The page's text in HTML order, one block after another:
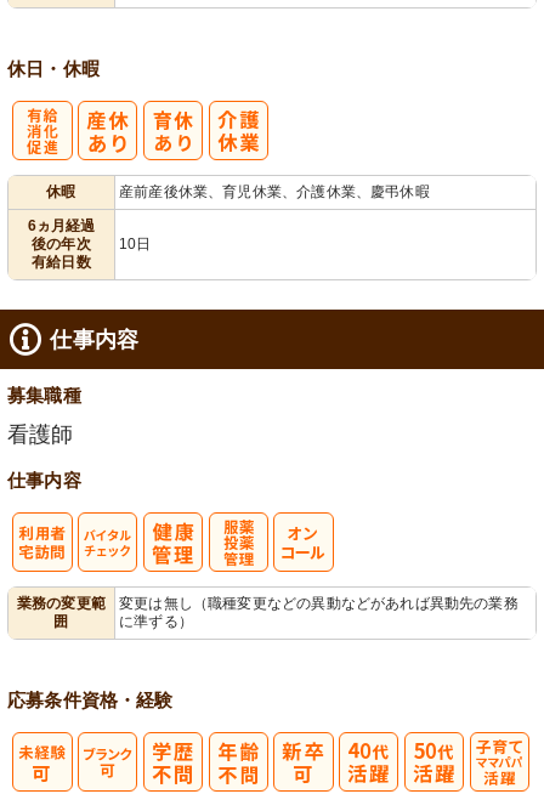
休日・休暇
休暇
産前産後休業、育児休業、介護休業、慶弔休暇
6ヵ月経過
後の年次
有給日数
10日
仕事内容
募集職種
看護師
仕事内容
業務の変更範
囲
変更は無し（職種変更などの異動などがあれば異動先の業務
に準ずる）
応募条件資格・経験